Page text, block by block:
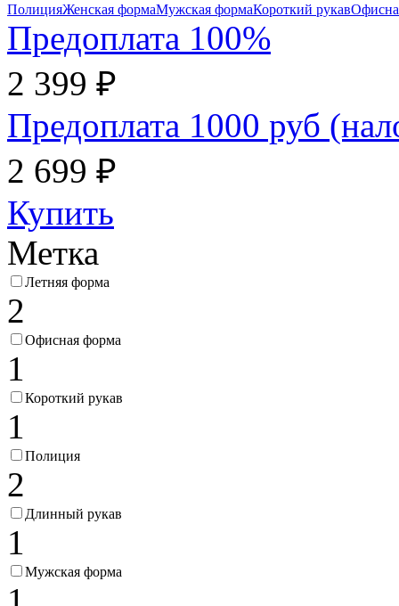
ПолицияЖенская формаМужская формаКороткий рукав
Предоплата 100%
2 399 ₽
Предоплата 1000 руб
2 699 ₽
Купить
Метка
Летняя форма
2
Офисная форма
1
Короткий рукав
1
Полиция
2
Длинный рукав
1
Мужская форма